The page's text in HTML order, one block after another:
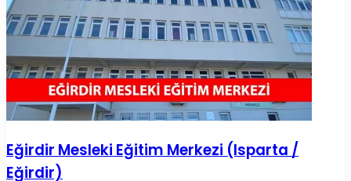
Eğirdir Mesleki Eğitim Merkezi (Isparta /
Eğirdir)